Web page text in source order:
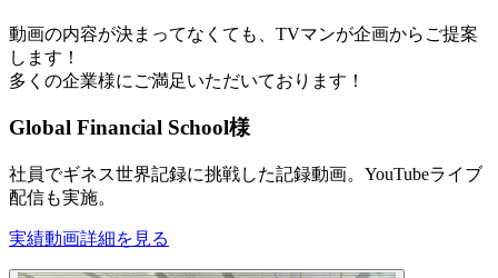
動画の内容が決まってなくても、TVマンが企画からご提案
します！
多くの企業様にご満足いただいております！
Global Financial School様
社員でギネス世界記録に挑戦した記録動画。YouTubeライブ
配信も実施。
実績動画詳細を見る